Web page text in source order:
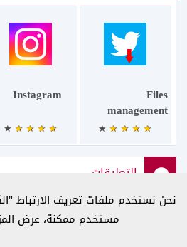
Files
management
Instagram
التعليقات
نحن نستخدم ملفات تعريف الارتباط
مستخدم ممكنة، عرض